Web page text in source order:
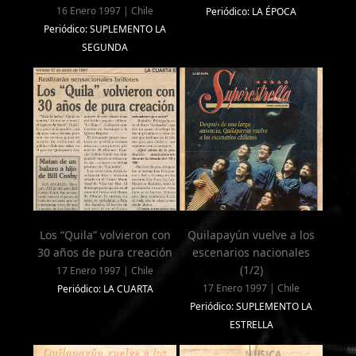
16 Enero 1997 | Chile
Periódico: SUPLEMENTO LA
SEGUNDA
Periódico: LA ÉPOCA
Los “Quila” volvieron con
30 años de pura creación
17 Enero 1997 | Chile
Periódico: LA CUARTA
Quilapayún vuelve a los
escenarios nacionales
(1/2)
17 Enero 1997 | Chile
Periódico: SUPLEMENTO LA
ESTRELLA